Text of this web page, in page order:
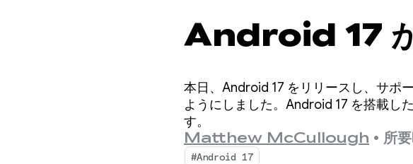
Android 17 が
本日、Android 17 をリリースし、サポ
ようにしました。Android 17 を搭載し
す。
Matthew McCullough • 所
#Android 17